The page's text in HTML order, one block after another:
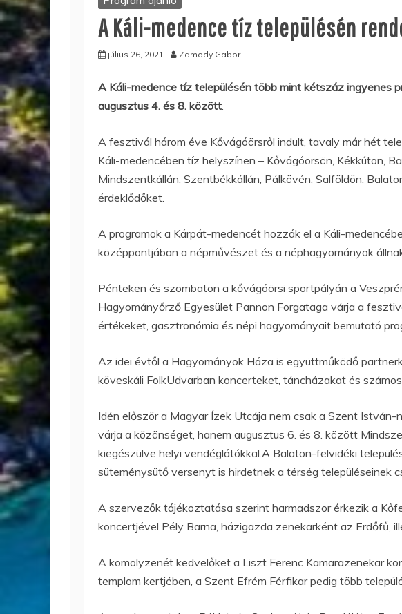
A Káli-medence tíz településén
július 26, 2021 Zamody Gabor
A Káli-medence tíz településén több mint kétszáz ingyenes
augusztus 4. és 8. között
A fesztivál három éve Kővágóörsről indult, tavaly már hét
Káli-medencében tíz helyszínen – Kővágóörsön, Kékkúton,
Mindszentkállán, Szentbékkállán, Pálkövén, Salföldön,
érdeklődőket.
A programok a Kárpát-medencét hozzák el a Káli-
középpontjában a népművészet és a néphagyományok
Pénteken és szombaton a kővágóörsi sportpályán a
Hagyományőrző Egyesület Pannon Forgataga várja a
értékeket, gasztronómia és népi hagyományait bemutató
Az idei évtől a Hagyományok Háza is együttműködő
köveskáli FolkUdvarban koncerteket, táncházakat és
Idén először a Magyar Ízek Utcája nem csak a Szent István-
várja a közönséget, hanem augusztus 6. és 8. között
kiegészülve helyi vendéglátókkal.A Balaton-felvidéki
süteménysütő versenyt is hirdetnek a térség településeinek
A szervezők tájékoztatása szerint harmadszor érkezik a
koncertjével Pély Barna, házigazda zenekarként az Erdőfű,
A komolyzenét kedvelőket a Liszt Ferenc Kamarazenekar
templom kertjében, a Szent Efrém Férfikar pedig több